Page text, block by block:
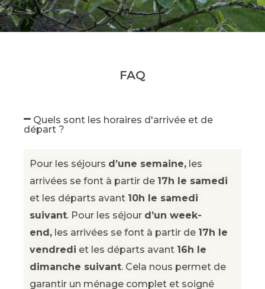
FAQ
Quels sont les horaires d'arrivée et de
départ ?
Pour les séjours d’une semaine, les
arrivées se font à partir de 17h le samedi
et les départs avant 10h le samedi
suivant. Pour les séjour d’un week-
end, les arrivées se font à partir de 17h le
vendredi et les départs avant 16h le
dimanche suivant. Cela nous permet de
garantir un ménage complet et soigné